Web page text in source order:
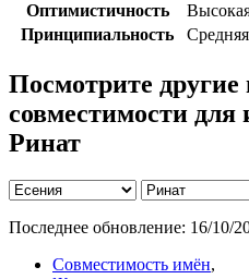
Оптимистичность
Принципиальность
Средняя
Посмотрите
совместимости
Ринат
Последнее обновление: 16/10/
Совместимость имён,